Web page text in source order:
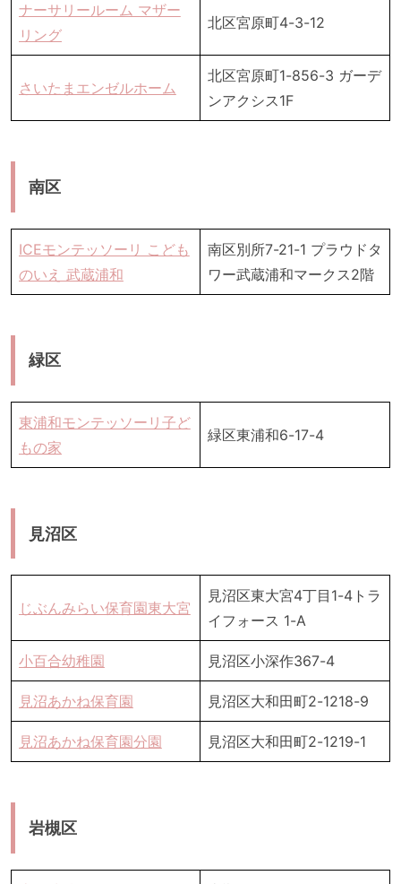
ナーサリールーム マザー
リング
北区宮原町4-3-12
さいたまエンゼルホーム
北区宮原町1-856-3 ガーデ
ンアクシス1F
南区
ICEモンテッソーリ こども
のいえ 武蔵浦和
南区別所7-21-1 プラウドタ
ワー武蔵浦和マークス2階
緑区
東浦和モンテッソーリ子ど
もの家
緑区東浦和6-17-4
見沼区
じぶんみらい保育園東大宮
見沼区東大宮4丁目1-4トラ
イフォース 1-A
小百合幼稚園 見沼区小深作367-4
見沼あかね保育園 見沼区大和田町2-1218-9
見沼あかね保育園分園 見沼区大和田町2-1219-1
岩槻区